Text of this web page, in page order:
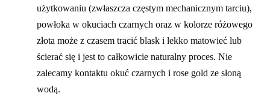
użytkowaniu (zwłaszcza częstym mechanicznym tarciu),
powłoka w okuciach czarnych oraz w kolorze różowego
złota może z czasem tracić blask i lekko matowieć lub
ścierać się i jest to całkowicie naturalny proces. Nie
zalecamy kontaktu okuć czarnych i rose gold ze słoną
wodą.